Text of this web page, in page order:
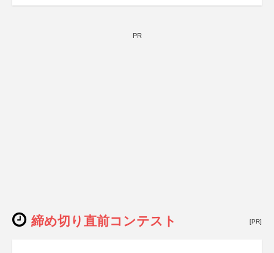
PR
締め切り直前コンテスト [PR]